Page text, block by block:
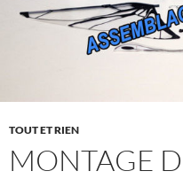
TOUT ET RIEN
MONTAGE